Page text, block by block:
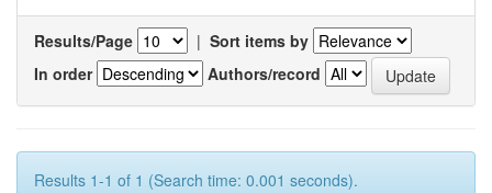
Results/Page | Sort items by
In order
Authors/record
Results 1-1 of 1 (Search time: 0.001 seconds).